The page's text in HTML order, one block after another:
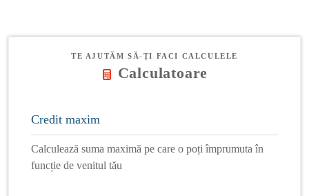
TE AJUTĂM SĂ-ȚI FACI CALCULELE
Calculatoare
Credit maxim
Calculează suma maximă pe care o poți împrumuta în
funcție de venitul tău